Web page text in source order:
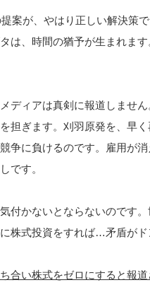
案が、やはり正しい解決策
は、時間の猶予が生まれま
ディアは真剣に報道しませ
担ぎます。刈羽原発を、早
争に負けるのです。雇用が
です。
付かないとならないのです
株式投資をすれば…矛盾がド
合い株式をゼロにすると報道